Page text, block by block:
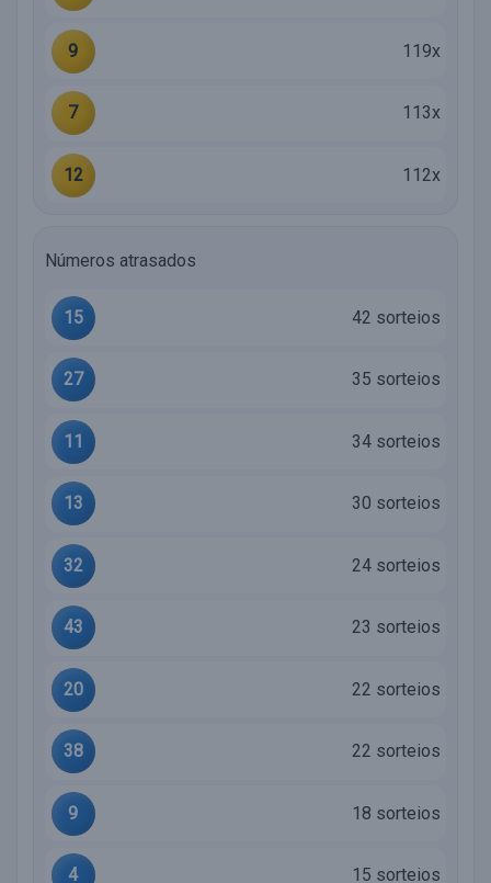
9 119x
7 113x
12 112x
Números atrasados
15 42 sorteios
27 35 sorteios
11 34 sorteios
13 30 sorteios
32 24 sorteios
43 23 sorteios
20 22 sorteios
38 22 sorteios
9 18 sorteios
4 15 sorteios